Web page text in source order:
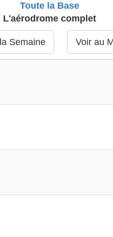
Toute la Base
L'aérodrome complet